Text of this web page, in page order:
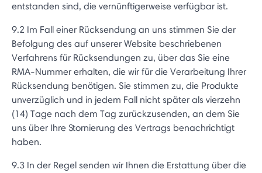
entstanden sind, die vernünftigerweise verfügbar ist.
9.2 Im Fall einer Rücksendung an uns stimmen Sie der
Befolgung des auf unserer Website beschriebenen
Verfahrens für Rücksendungen zu, über das Sie eine
RMA-Nummer erhalten, die wir für die Verarbeitung Ihrer
Rücksendung benötigen. Sie stimmen zu, die Produkte
unverzüglich und in jedem Fall nicht später als vierzehn
(14) Tage nach dem Tag zurückzusenden, an dem Sie
uns über Ihre Stornierung des Vertrags benachrichtigt
haben.
9.3 In der Regel senden wir Ihnen die Erstattung über die